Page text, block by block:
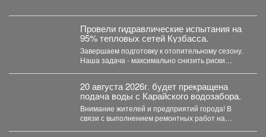
Провели гидравлические испытания на
95% тепловых сетей Кузбасса.
Завершаем подготовку к отопительному сезону.
Наша задача - максимально снизить риски
20 августа 2026г. будет прекращена
подача воды с Карайского водозабора.
Внимание жителей и предприятий города! В
связи с выполнением ремонтных работ на